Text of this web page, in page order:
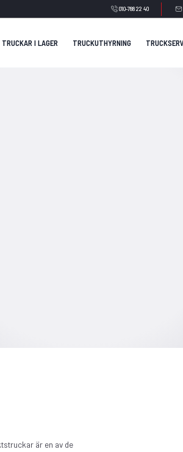
010-788 22 40
TRUCKAR I LAGER TRUCKUTHYRNING
är en av de